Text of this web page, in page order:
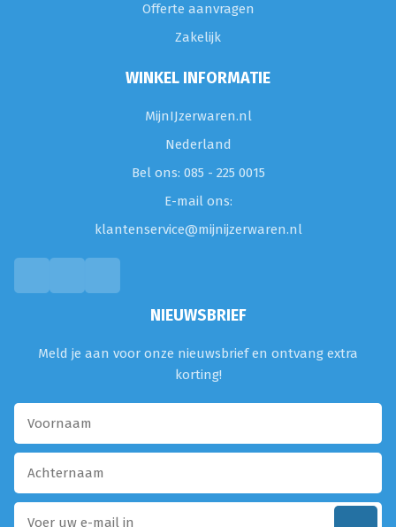
Offerte aanvragen
Zakelijk
WINKEL INFORMATIE
MijnIJzerwaren.nl
Nederland
Bel ons: 085 - 225 0015
E-mail ons:
klantenservice@mijnijzerwaren.nl
NIEUWSBRIEF
Meld je aan voor onze nieuwsbrief en ontvang extra
korting!